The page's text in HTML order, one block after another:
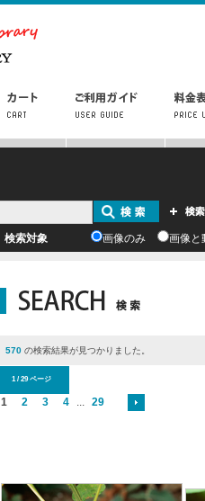
検索対象 画像のみ 画像と
570 の検索結果が見つかりました。
1 / 29 ページ
1 2 3 4 ... 29